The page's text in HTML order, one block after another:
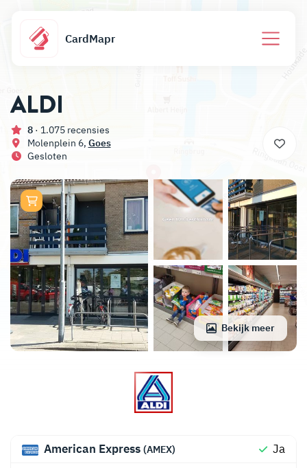
CardMapr
ALDI
8 · 1.075 recensies
Molenplein 6, Goes
Gesloten
Bekijk meer
American Express (AMEX)
Ja